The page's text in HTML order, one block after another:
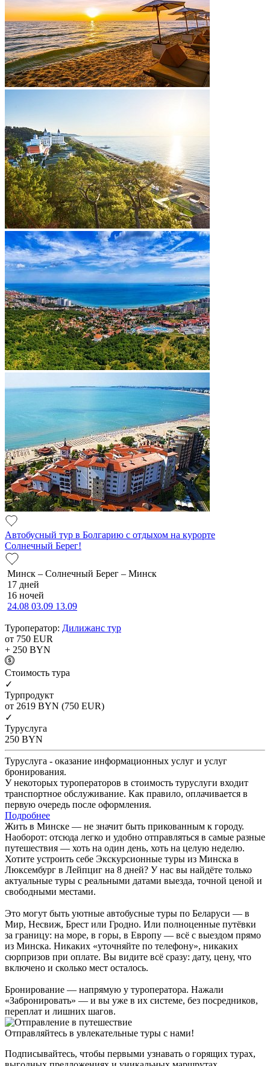
Автобусный тур в Болгарию с отдыхом на курорте
Солнечный Берег!
Минск – Солнечный Берег – Минск
17 дней
16 ночей
24.08 03.09 13.09
Туроператор: Дилижанс тур
от 750 EUR
+ 250 BYN
Cтоимость тура
✓
Турпродукт
от 2619 BYN (750 EUR)
✓
Туруслуга
250 BYN
Туруслуга - оказание информационных услуг и услуг
бронирования.
У некоторых туроператоров в стоимость туруслуги входит
транспортное обслуживание. Как правило, оплачивается в
первую очередь после оформления.
Подробнее
Жить в Минске — не значит быть прикованным к городу.
Наоборот: отсюда легко и удобно отправляться в самые разные
путешествия — хоть на один день, хоть на целую неделю.
Хотите устроить себе Экскурсионные туры из Минска в
Люксембург в Лейпциг на 8 дней? У нас вы найдёте только
актуальные туры с реальными датами выезда, точной ценой и
свободными местами.
Это могут быть уютные автобусные туры по Беларуси — в
Мир, Несвиж, Брест или Гродно. Или полноценные путёвки
за границу: на море, в горы, в Европу — всё с выездом прямо
из Минска. Никаких «уточняйте по телефону», никаких
сюрпризов при оплате. Вы видите всё сразу: дату, цену, что
включено и сколько мест осталось.
Бронирование — напрямую у туроператора. Нажали
«Забронировать» — и вы уже в их системе, без посредников,
переплат и лишних шагов.
Отправляйтесь в увлекательные туры с нами!
Подписывайтесь, чтобы первыми узнавать о горящих турах,